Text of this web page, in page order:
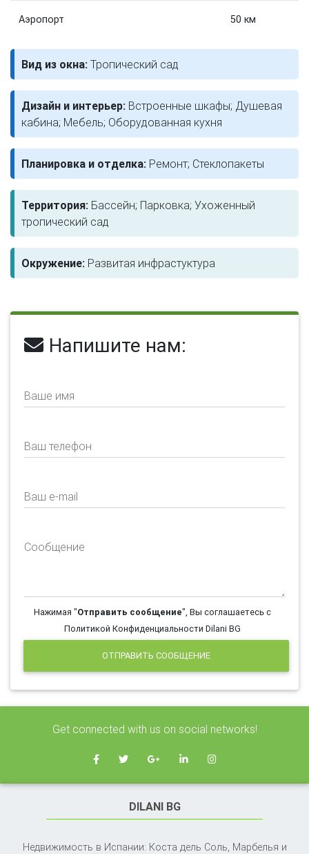
Аэропорт 50 км
Вид из окна: Тропический сад
Дизайн и интерьер: Встроенные шкафы; Душевая
кабина; Мебель; Оборудованная кухня
Планировка и отделка: Ремонт; Стеклопакеты
Территория: Бассейн; Парковка; Ухоженный
тропический сад
Окружение: Развитая инфрастуктура
Напишите нам:
Ваше имя
Ваш телефон
Ваш e-mail
Сообщение
Нажимая "Отправить сообщение", Вы соглашаетесь с
Политикой Конфиденциальности Dilani BG
ОТПРАВИТЬ СООБЩЕНИЕ
Get connected with us on social networks!
DILANI BG
Недвижимость в Испании: Коста дель Соль, Марбелья и